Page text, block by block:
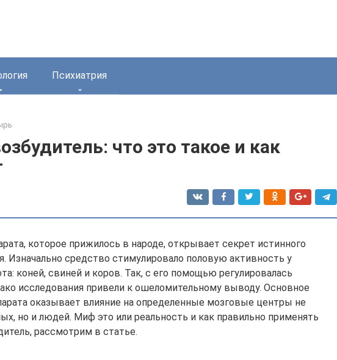
Психиатрия
что это такое и как
которое прижилось в народе, открывает секрет истинного
Изначально средство стимулировало половую активность у
коней, свиней и коров. Так, с его помощью регулировалась
исследования привели к ошеломительному выводу. Основное
оказывает влияние на определенные мозговые центры не
но и людей. Миф это или реальность и как правильно применять
рассмотрим в статье.